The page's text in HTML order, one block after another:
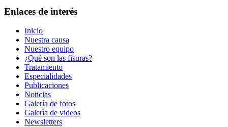
Enlaces de interés
Inicio
Nuestra causa
Nuestro equipo
¿Qué son las fisuras?
Tratamiento
Especialidades
Publicaciones
Noticias
Galería de fotos
Galería de videos
Newsletters